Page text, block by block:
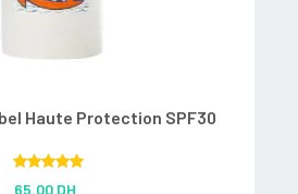
Haute Protection SPF30
65.00 DH